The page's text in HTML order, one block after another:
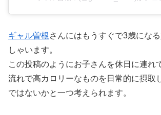
ギャル曽根さんにはもうすぐで3歳にな
しゃいます。
この投稿のようにお子さんを休日に連れ
流れで高カロリーなものを日常的に摂取
ではないかと一つ考えられます。